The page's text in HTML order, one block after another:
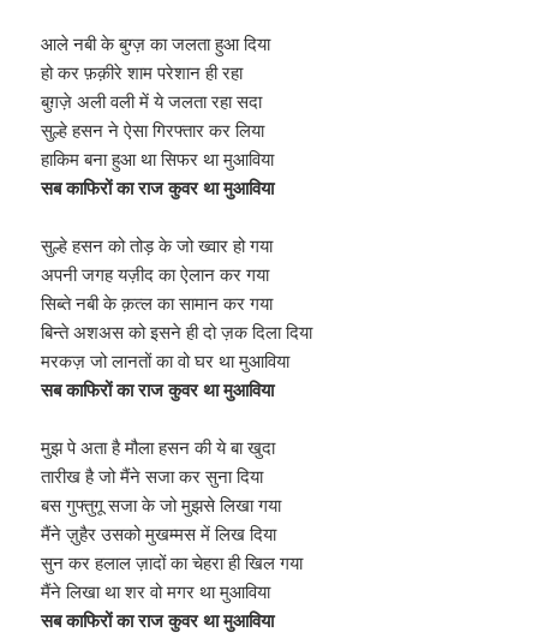
आले नबी के बुग्ज़ का जलता हुआ दिया
हो कर फ़क़ीरे शाम परेशान ही रहा
बुग़ज़े अली वली में ये जलता रहा सदा
सुल्हे हसन ने ऐसा गिरफ्तार कर लिया
हाकिम बना हुआ था सिफर था मुआविया
सब काफिरों का राज कुवर था मुआविया
सुल्हे हसन को तोड़ के जो ख्वार हो गया
अपनी जगह यज़ीद का ऐलान कर गया
सिब्ते नबी के क़त्ल का सामान कर गया
बिन्ते अशअस को इसने ही दो ज़क दिला दिया
मरकज़ जो लानतों का वो घर था मुआविया
सब काफिरों का राज कुवर था मुआविया
मुझ पे अता है मौला हसन की ये बा खुदा
तारीख है जो मैंने सजा कर सुना दिया
बस गुफ्तुगू सजा के जो मुझसे लिखा गया
मैंने ज़ुहैर उसको मुखम्मस में लिख दिया
सुन कर हलाल ज़ादों का चेहरा ही खिल गया
मैंने लिखा था शर वो मगर था मुआविया
सब काफिरों का राज कुवर था मुआविया